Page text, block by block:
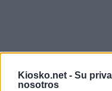
Kiosko.net - Su
nosotros